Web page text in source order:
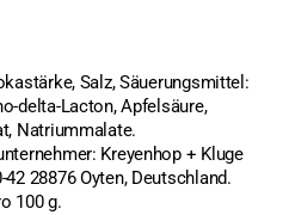
Salz, Säuerungsmittel:
delta-Lacton, Apfelsäure,
Natriummalate.
Kreyenhop + Kluge
28876 Oyten, Deutschland.
100 g.